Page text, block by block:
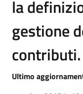
la
gestione
Ultimo